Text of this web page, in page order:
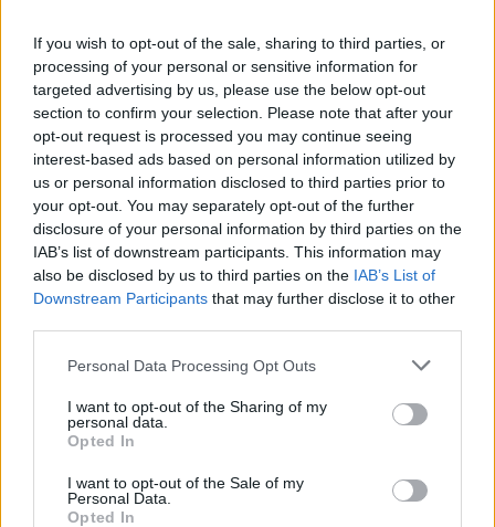
If you wish to opt-out of the sale, sharing to third parties, or
processing of your personal or sensitive information for
targeted advertising by us, please use the below opt-out
section to confirm your selection. Please note that after your
opt-out request is processed you may continue seeing
interest-based ads based on personal information utilized by
us or personal information disclosed to third parties prior to
your opt-out. You may separately opt-out of the further
disclosure of your personal information by third parties on the
IAB’s list of downstream participants. This information may
also be disclosed by us to third parties on the IAB’s List of
Downstream Participants that may further disclose it to other
Please note that this website/app uses one or more Google
not limited to your visit or usage behaviour. You may click to
grant or deny consent to Google and its third-party tags to
use your data for below specified purposes in below Google
consent section.
Personal Data Processing Opt Outs
I want to opt-out of the Sharing of my
personal data.
Opted In
I want to opt-out of the Sale of my
Personal Data.
Opted In
E-mail cím
Feliratkozom a hírlevélre és elfogadom azadatvédelmi
szabályzatot!
FELIRATKOZÁS
Országos hírek
Megérkezett az eső a Duna vízgyűjtőjére
Megérkezett a rég várt eső a Duna vízgyűjtőjére, a folyó
magyarországi szakaszán azonban továbbra is csak pár
centiméteres vízszintváltozások jellemzőek.